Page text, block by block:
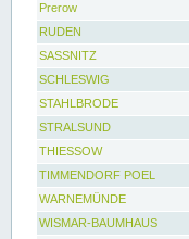
Prerow
RUDEN
SASSNITZ
SCHLESWIG
STAHLBRODE
STRALSUND
THIESSOW
TIMMENDORF POEL
WARNEMÜNDE
WISMAR-BAUMHAUS